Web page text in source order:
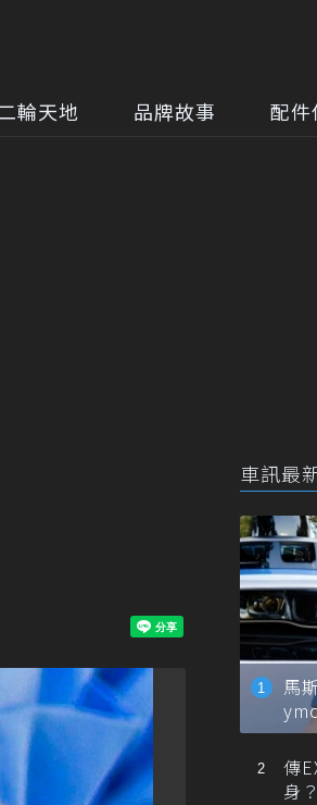
輪天地 品牌故事 配件
車訊最
馬
自
傳
身